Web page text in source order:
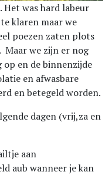
Het was hard labeur
klaren maar we
poezen zaten plots
Maar we zijn er nog
en de binnenzijde
en afwasbare
en betegeld worden.
dagen (vrij,za en
aan
aub wanneer je kan